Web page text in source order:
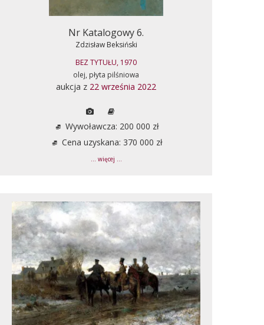
Nr Katalogowy 6.
Zdzisław Beksiński
BEZ TYTUŁU, 1970
olej, płyta pilśniowa
aukcja z 22 września 2022
Wywoławcza: 200 000 zł
Cena uzyskana: 370 000 zł
... więcej ...